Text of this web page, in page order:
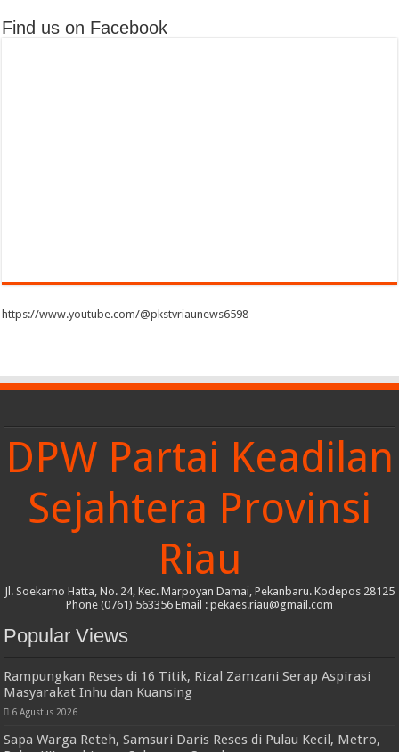
Find us on Facebook
https://www.youtube.com/@pkstvriaunews6598
DPW Partai Keadilan
Sejahtera Provinsi
Riau
Jl. Soekarno Hatta, No. 24, Kec. Marpoyan Damai, Pekanbaru. Kodepos 28125
Phone (0761) 563356 Email : pekaes.riau@gmail.com
Popular Views
Rampungkan Reses di 16 Titik, Rizal Zamzani Serap Aspirasi
Masyarakat Inhu dan Kuansing
6 Agustus 2026
Sapa Warga Reteh, Samsuri Daris Reses di Pulau Kecil, Metro,